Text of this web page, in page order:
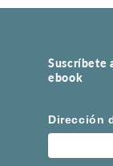
Suscríbete
ebook
Dirección